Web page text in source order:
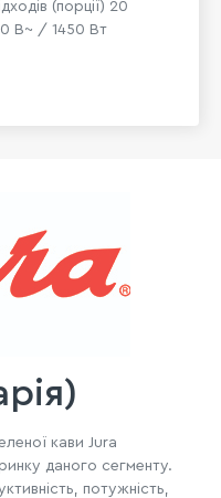
(порції) 20
В~ / 1450 Вт
кави Jura
даного сегменту.
потужність,